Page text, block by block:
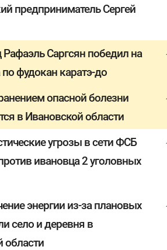
предприниматель Сергей
Саргсян победил на
фудокан каратэ-до
опасной болезни
в Ивановской области
угрозы в сети ФСБ
ивановца 2 уголовных
энергии из-за плановых
село и деревня в
области